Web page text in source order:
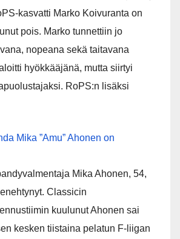
kasvatti Marko Koivuranta on
pois. Marko tunnettiin jo
nopeana sekä taitavana
hyökkääjänä, mutta siirtyi
RoPS:n lisäksi
Mika ”Amu” Ahonen on
Mika Ahonen, 54,
Classicin
kuulunut Ahonen sai
kesken tiistaina pelatun F-liigan